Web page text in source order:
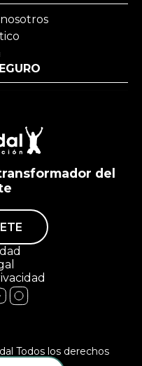
del
Todos los derechos